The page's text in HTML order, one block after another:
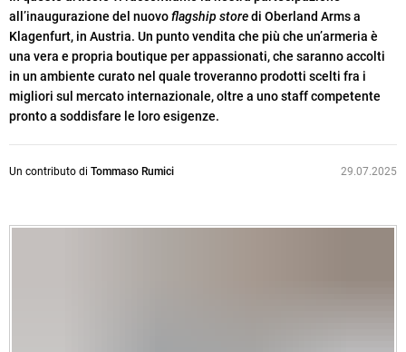
all’inaugurazione del nuovoflagship storedi Oberland Arms a
Klagenfurt, in Austria. Un punto vendita che più che un’armeria è
una vera e propria boutique per appassionati, che saranno accolti
in un ambiente curato nel quale troveranno prodotti scelti fra i
migliori sul mercato internazionale, oltre a uno staff competente
pronto a soddisfare le loro esigenze.
Un contributo di Tommaso Rumici 29.07.2025